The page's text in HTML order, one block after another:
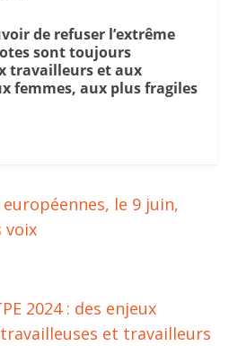
de refuser l’extrême
sont toujours
travailleurs et aux
femmes, aux plus fragiles
le 9 juin,
voix
2024 : des enjeux
et travailleurs